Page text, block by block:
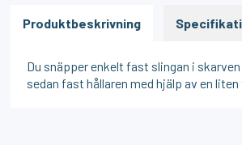
Produktbeskrivning
Du snäpper enkelt fast slingan i
sedan fast hållaren med hjälp av en liten